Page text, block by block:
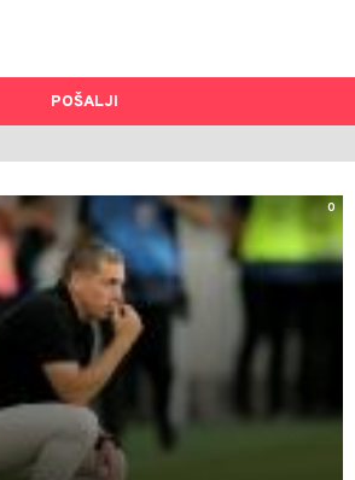
POŠALJI
0